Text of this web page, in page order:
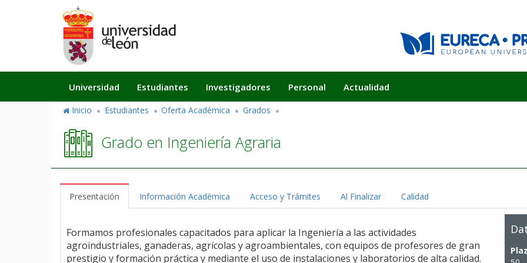
Navegación
principal
Universidad Estudiantes Investigadores Personal Actualidad
Inicio Estudiantes Oferta Académica Grados
Grado en Ingeniería Agraria
Presentación Información Académica Acceso y Trámites Al Finalizar Calidad
Formamos profesionales capacitados para aplicar la Ingeniería a las actividades
agroindustriales, ganaderas, agrícolas y agroambientales, con equipos de profesores de gran
prestigio y formación práctica y mediante el uso de instalaciones y laboratorios de alta calidad.